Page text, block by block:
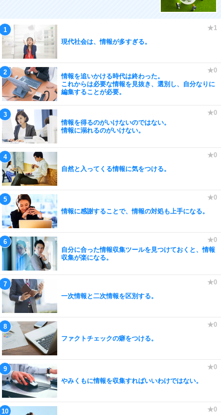
現代社会は、情報が多すぎる。
情報を追いかける時代は終わった。
これからは必要な情報を見抜き、選別し、自分なりに
編集することが必要。
情報を得るのがいけないのではない。
情報に溺れるのがいけない。
自然と入ってくる情報に気をつける。
情報に感謝することで、情報の対処も上手になる。
自分に合った情報収集ツールを見つけておくと、情報
収集が楽になる。
一次情報と二次情報を区別する。
ファクトチェックの癖をつける。
やみくもに情報を収集すればいいわけではない。